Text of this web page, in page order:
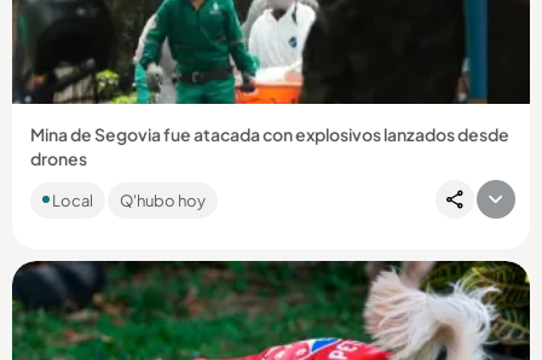
Compartir Noticia
Mina de Segovia fue atacada con explosivos lanzados desde
drones
Las autoridades señalan al frente 4 de las disidencias de las
Farc como los responsables. Dos personas resultaron
Local Q'hubo hoy